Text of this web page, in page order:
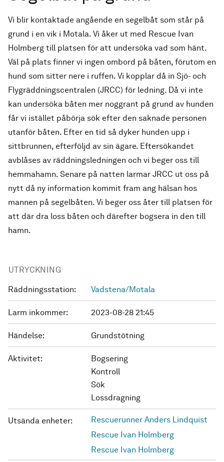
Vi blir kontaktade angående en segelbåt som står på
grund i en vik i Motala. Vi åker ut med Rescue Ivan
Holmberg till platsen för att undersöka vad som hänt.
Väl på plats finner vi ingen ombord på båten, förutom en
hund som sitter nere i ruffen. Vi kopplar då in Sjö- och
Flygräddningscentralen (JRCC) för ledning. Då vi inte
kan undersöka båten mer noggrant på grund av hunden
får vi istället påbörja sök efter den saknade personen
utanför båten. Efter en tid så dyker hunden upp i
sittbrunnen, efterföljd av sin ägare. Eftersökandet
avblåses av räddningsledningen och vi beger oss till
hemmahamn. Senare på natten larmar JRCC ut oss på
nytt då ny information kommit fram ang hälsan hos
mannen på segelbåten. Vi beger oss åter till platsen för
att där dra loss båten och därefter bogsera in den till
hamn.
UTRYCKNING
Räddningsstation: Vadstena/Motala
Larm inkommer: 2023-08-28 21:45
Händelse: Grundstötning
Aktivitet:
Bogsering
Kontroll
Sök
Lossdragning
Utsända enheter:
Rescuerunner Anders Lindquist
Rescue Ivan Holmberg
Rescue Ivan Holmberg